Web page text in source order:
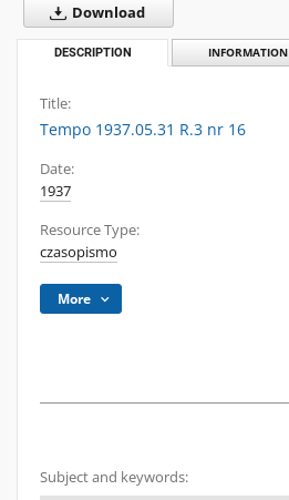
Download
DESCRIPTION INFORMATION
Title:
Tempo 1937.05.31 R.3 nr 16
Date:
1937
Resource Type:
czasopismo
More
Subject and keywords: